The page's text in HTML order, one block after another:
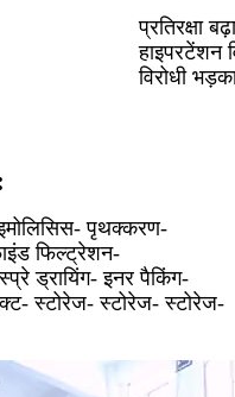
प्रतिरक्षा
हाइपरटेंशन
विरोधी
पृथक्करण-
फिल्ट्रेशन-
ड्रायिंग- इनर पैकिंग-
स्टोरेज- स्टोरेज- स्टोरेज-